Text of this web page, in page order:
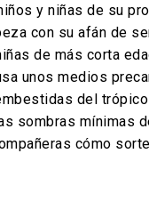
y niñas de su
con su afán de
de más corta
unos medios
del
sombras mínimas
cómo